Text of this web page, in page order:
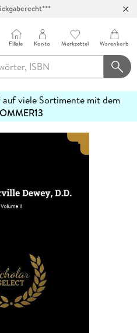
Filiale Konto Merkzettel Warenkorb
auf viele Sortimente mit dem